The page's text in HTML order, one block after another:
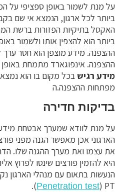
על מנת לשמור באופן ספציפי על
ביותר לכל ארגון, הנמצא אי שם
האקסל בתיקיות הפזורות ברשת
ביותר הוא להצפין אותו ולשמור
ההצפנה. מידע מוצפן הוא חסר ערך
ההצפנה. אינפוגארד מתמחת באופן
מידע רגישבכל מקום בו הוא
מפתחות ההצפנה.ה
בדיקות חדירה
על מנת לוודא שמערך אבטחת
הארגוני אכן מאפשר הגנה מפני
את עצמו ואת מערך ההגנה שלו.
היא להזמין פורצים שינסו לפרוץ
הנעשות בתאום עם מנהלי הארגון
Penetration test) PT).